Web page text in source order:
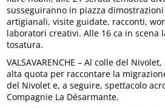
susseguiranno in piazza
artigianali, visite guidate, racconti,
laboratori creativi. Alle 16 ca in scena
tosatura.
VALSAVARENCHE – Al colle del
alta quota per raccontare la
del Nivolet e, a seguire, spettacolo
Compagnie La Désarmante.